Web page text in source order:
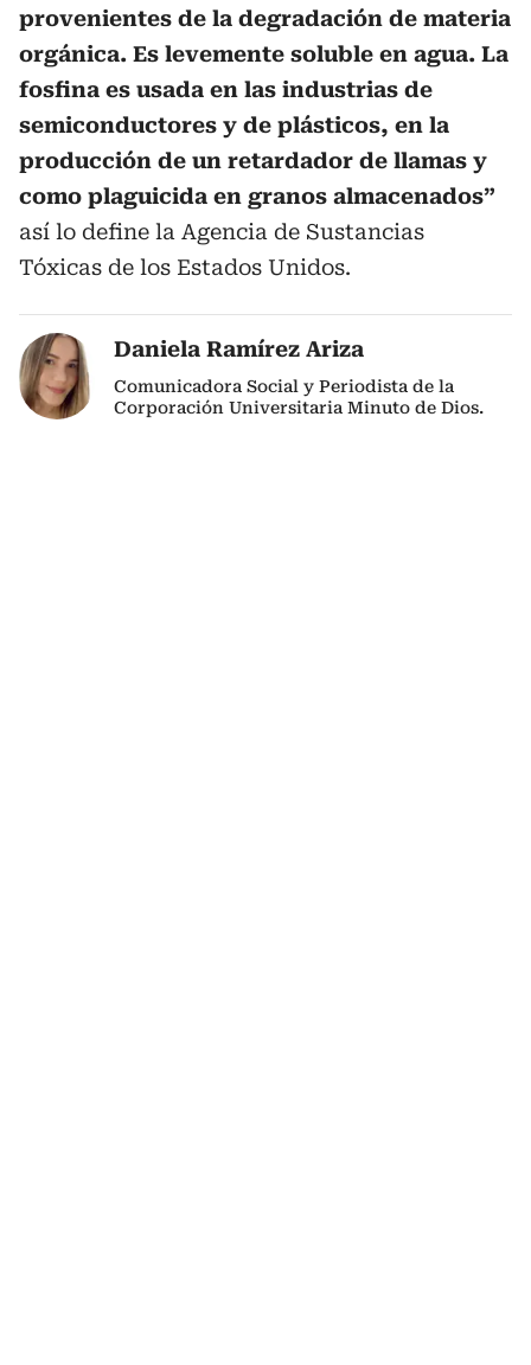
provenientes de la degradación de materia
orgánica. Es levemente soluble en agua. La
fosfina es usada en las industrias de
semiconductores y de plásticos, en la
producción de un retardador de llamas y
como plaguicida en granos almacenados”
así lo define la Agencia de Sustancias
Tóxicas de los Estados Unidos.
Daniela Ramírez Ariza
Comunicadora Social y Periodista de la
Corporación Universitaria Minuto de Dios.